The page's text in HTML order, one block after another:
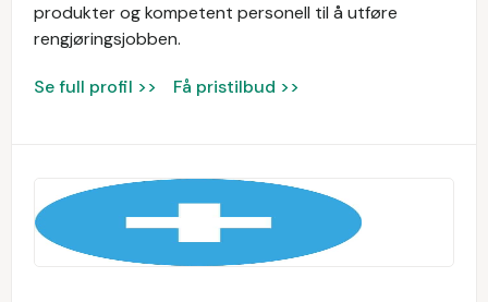
produkter og kompetent personell til å utføre
rengjøringsjobben.
Se full profil >> Få pristilbud >>